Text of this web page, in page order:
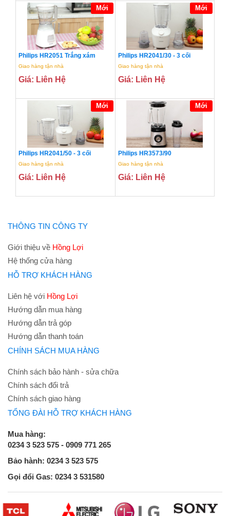
Mới
Philips HR2051 Trắng xám
Giao hàng tận nhà
Giá: Liên Hệ
Mới
Philips HR2041/30 - 3 cối
Giao hàng tận nhà
Giá: Liên Hệ
Mới
Philips HR2041/50 - 3 cối
Giao hàng tận nhà
Giá: Liên Hệ
Mới
Philips HR3573/90
Giao hàng tận nhà
Giá: Liên Hệ
THÔNG TIN CÔNG TY
Giới thiệu về Hồng Lợi
Hệ thống cửa hàng
HỖ TRỢ KHÁCH HÀNG
Liên hệ với Hồng Lợi
Hướng dẫn mua hàng
Hướng dẫn trả góp
Hướng dẫn thanh toán
CHÍNH SÁCH MUA HÀNG
Chính sách bảo hành - sửa chữa
Chính sách đổi trả
Chính sách giao hàng
TỔNG ĐÀI HỖ TRỢ KHÁCH HÀNG
Mua hàng:
0234 3 523 575 - 0909 771 265
Bảo hành: 0234 3 523 575
Gọi đổi Gas: 0234 3 531580